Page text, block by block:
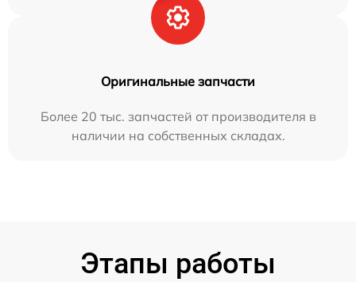
Оригинальные запчасти
Более 20 тыс. запчастей от производителя в
наличии на собственных складах.
Этапы работы